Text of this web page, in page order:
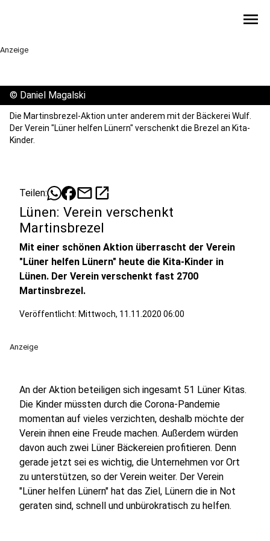
menu
Anzeige
© Daniel Magalski
Die Martinsbrezel-Aktion unter anderem mit der Bäckerei Wulf.
Der Verein "Lüner helfen Lünern" verschenkt die Brezel an Kita-
Kinder.
Teilen: mailopen_in_new
Lünen: Verein verschenkt
Martinsbrezel
Mit einer schönen Aktion überrascht der Verein
"Lüner helfen Lünern" heute die Kita-Kinder in
Lünen. Der Verein verschenkt fast 2700
Martinsbrezel.
Veröffentlicht: Mittwoch, 11.11.2020 06:00
Anzeige
An der Aktion beteiligen sich ingesamt 51 Lüner Kitas.
Die Kinder müssten durch die Corona-Pandemie
momentan auf vieles verzichten, deshalb möchte der
Verein ihnen eine Freude machen. Außerdem würden
davon auch zwei Lüner Bäckereien profitieren. Denn
gerade jetzt sei es wichtig, die Unternehmen vor Ort
zu unterstützen, so der Verein weiter. Der Verein
"Lüner helfen Lünern" hat das Ziel, Lünern die in Not
geraten sind, schnell und unbürokratisch zu helfen.